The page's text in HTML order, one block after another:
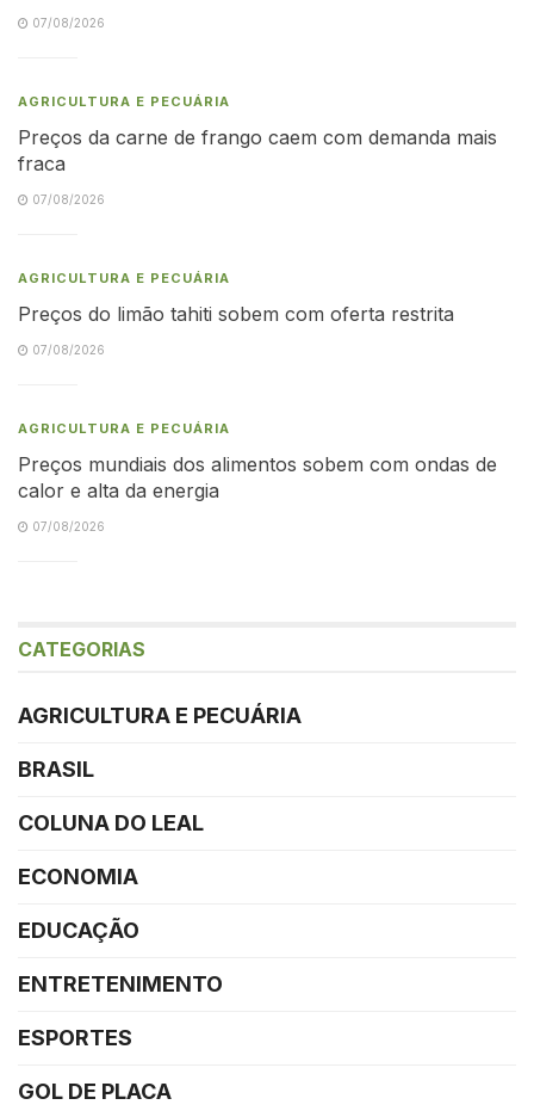
07/08/2026
AGRICULTURA E PECUÁRIA
Preços da carne de frango caem com demanda mais
fraca
07/08/2026
AGRICULTURA E PECUÁRIA
Preços do limão tahiti sobem com oferta restrita
07/08/2026
AGRICULTURA E PECUÁRIA
Preços mundiais dos alimentos sobem com ondas de
calor e alta da energia
07/08/2026
CATEGORIAS
AGRICULTURA E PECUÁRIA
BRASIL
COLUNA DO LEAL
ECONOMIA
EDUCAÇÃO
ENTRETENIMENTO
ESPORTES
GOL DE PLACA